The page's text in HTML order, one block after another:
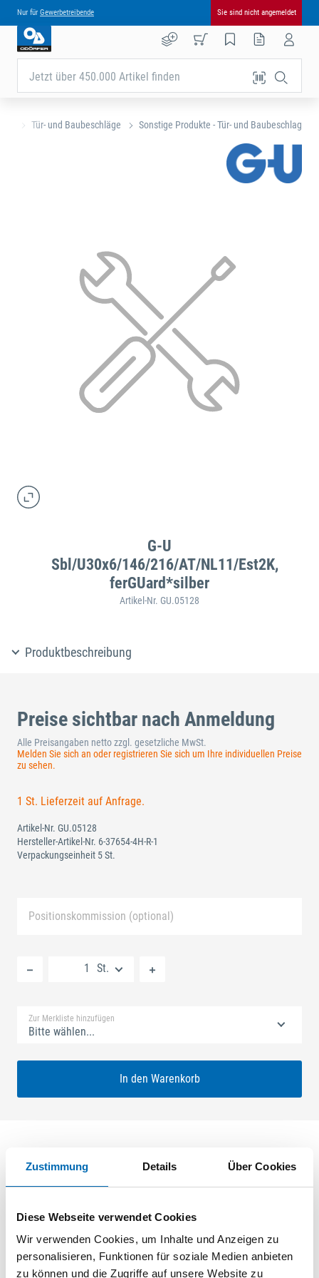
Zustimmung Details Über Cookies
Diese Webseite verwendet Cookies
Wir verwenden Cookies, um Inhalte und Anzeigen zu
personalisieren, Funktionen für soziale Medien anbieten
zu können und die Zugriffe auf unsere Website zu
Nur für Gewerbetreibende Sie sind nicht angemeldet
Jetzt über 450.000 Artikel finden
Tür- und Baubeschläge Sonstige Produkte - Tür- und Baubeschlag
G-U
Sbl/U30x6/146/216/AT/NL11/Est2K,
ferGUard*silber
Artikel-Nr. GU.05128
Produktbeschreibung
Preise sichtbar nach Anmeldung
Alle Preisangaben netto zzgl. gesetzliche MwSt.
Melden Sie sich an oder registrieren Sie sich um Ihre individuellen Preise
zu sehen.
1 St. Lieferzeit auf Anfrage.
Artikel-Nr. GU.05128
Hersteller-Artikel-Nr. 6-37654-4H-R-1
Verpackungseinheit 5 St.
Positionskommission (optional)
St.
Zur Merkliste hinzufügen
Bitte wählen...
In den Warenkorb
Produktbeschreibung
mit Austauschstück, mit Endstücke, Nutlage 11mm Maß X=22
DIN rechts